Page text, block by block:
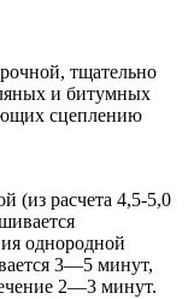
тщательно
и битумных
сцеплению
(из расчета 4,5-5,0
однородной
3—5 минут,
2—3 минут.